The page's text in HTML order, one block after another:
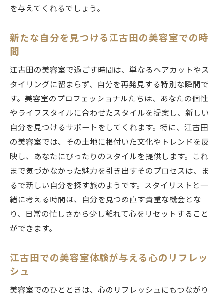
を与えてくれるでしょう。
新たな自分を見つける江古田の美容室での時
間
江古田の美容室で過ごす時間は、単なるヘアカットやス
タイリングに留まらず、自分を再発見する特別な瞬間で
す。美容室のプロフェッショナルたちは、あなたの個性
やライフスタイルに合わせたスタイルを提案し、新しい
自分を見つけるサポートをしてくれます。特に、江古田
の美容室では、その土地に根付いた文化やトレンドを反
映し、あなたにぴったりのスタイルを提供します。これ
まで気づかなかった魅力を引き出すそのプロセスは、ま
るで新しい自分を探す旅のようです。スタイリストと一
緒に考える時間は、自分を見つめ直す貴重な機会とな
り、日常の忙しさから少し離れて心をリセットすること
ができます。
江古田での美容室体験が与える心のリフレッ
シュ
美容室でのひとときは、心のリフレッシュにもつながり